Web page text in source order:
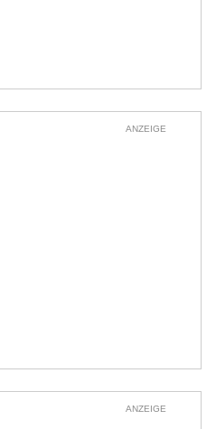
ANZEIGE
ANZEIGE